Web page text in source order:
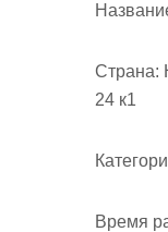
Страна:
24 к1
Время